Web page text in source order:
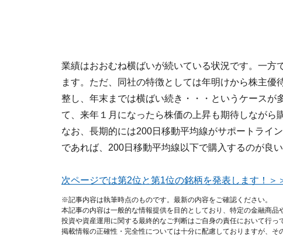
業績はおおむね横ばいが続いている状況です。一
ます。ただ、同社の特徴としては年明けから株主
整し、年末までは横ばい続き・・・というケースが
て、来年１月になったら株価の上昇も期待しながら
なお、長期的には200日移動平均線がサポートライ
であれば、200日移動平均線以下で購入するのが良い
次ページでは第2位と第1位の銘柄を発表します！＞
※記事内容は執筆時点のものです。最新の内容をご確認ください。
本記事の内容は一般的な情報提供を目的としており、特定の金融商品
投資や資産運用に関する最終的なご判断はご自身の責任において行っ
掲載情報の正確性・完全性については十分に配慮しておりますが、